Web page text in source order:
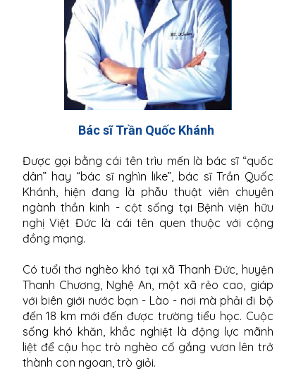
Bác sĩ Trần Quốc Khánh
Được gọi bằng cái tên trìu mến là bác sĩ “quốc
dân” hay “bác sĩ nghìn like”, bác sĩ Trần Quốc
Khánh, hiện đang là phẫu thuật viên chuyên
ngành thần kinh - cột sống tại Bệnh viện hữu
nghị Việt Đức là cái tên quen thuộc với cộng
đồng mạng.
Có tuổi thơ nghèo khó tại xã Thanh Đức, huyện
Thanh Chương, Nghệ An, một xã rẻo cao, giáp
với biên giới nước bạn - Lào - nơi mà phải đi bộ
đến 18 km mới đến được trường tiểu học. Cuộc
sống khó khăn, khắc nghiệt là động lực mãnh
liệt để cậu học trò nghèo cố gắng vươn lên trở
thành con ngoan, trò giỏi.